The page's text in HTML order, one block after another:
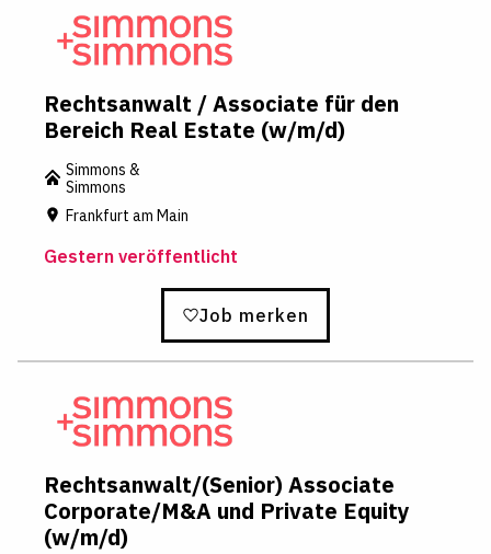
Rechtsanwalt / Associate für den
Bereich Real Estate (w/m/d)
Simmons &
Simmons
Frankfurt am Main
Gestern veröffentlicht
Job merken
Rechtsanwalt/(Senior) Associate
Corporate/M&A und Private Equity
(w/m/d)